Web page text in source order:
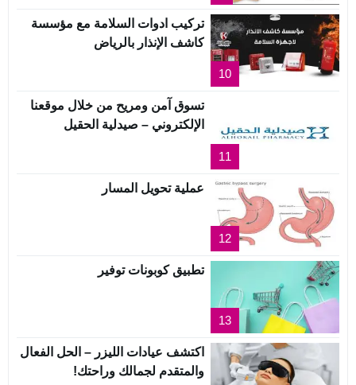
10
تركيب ادوات السلامة مع مؤسسة
كاشف الإنذار بالرياض
11
تسوق آمن ومريح من خلال موقعنا
الإلكتروني – صيدلية الحقيل
12
عملية تحويل المسار
13
تطبيق كوبونات توفير
اكتشف عيادات الليزر – الحل الفعال
والمتقدم لجمالك وراحتك!